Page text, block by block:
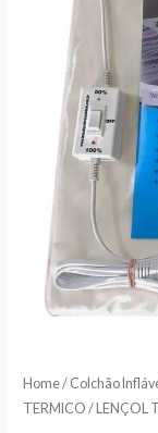
Home/ Colchão
TERMICO / LENÇOL